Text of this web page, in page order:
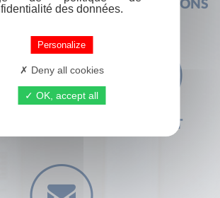
NOUS ? FOIRE AUX QUESTIONS
41 29 19 CONTACT
des données.
Personalize
Deny all cookies
OK, accept all